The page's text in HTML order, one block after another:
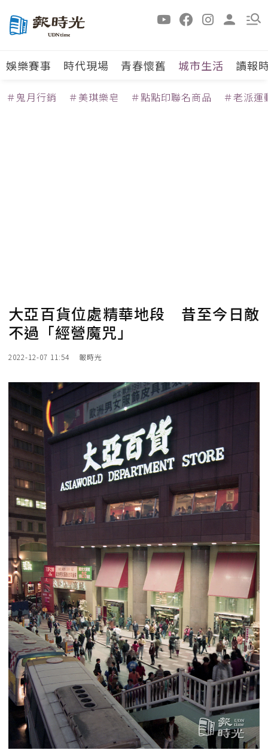
娛樂賽事 時代現場 青春懷舊 城市生活 讀報
＃鬼月行銷 ＃美琪樂皂 ＃點點印聯名商品 ＃老派運
大亞百貨位處精華地段 昔至今日敵
不過「經營魔咒」
2022-12-07 11:54 報時光